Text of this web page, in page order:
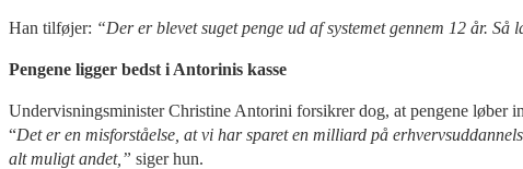
Han tilføjer: “Der er blevet suget penge ud af systemet gennem 12 år.
Pengene ligger bedst i Antorinis kasse
Undervisningsminister Christine Antorini forsikrer dog, at pengene løber
“Det er en misforståelse, at vi har sparet en milliard på
alt muligt andet,” siger hun.